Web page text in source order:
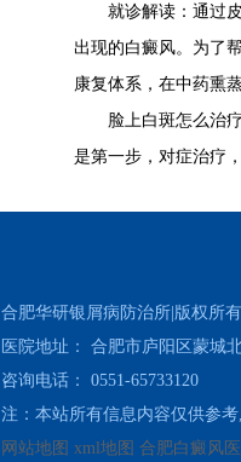
就诊解读：通过皮
出现的白癜风。为了
康复体系，在中药熏
脸上白斑怎么治
是第一步，对症治疗
合肥华研银屑病防治所|版权所有
医院地址： 合肥市庐阳区蒙城
咨询电话： 0551-65733120
注：本站所有信息内容仅供参
网站地图 xml地图 合肥白癜风